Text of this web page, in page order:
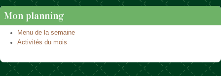
Mon planning
Menu de la semaine
Activités du mois